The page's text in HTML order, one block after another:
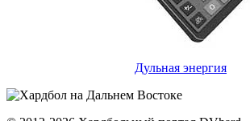
Дульная энергия